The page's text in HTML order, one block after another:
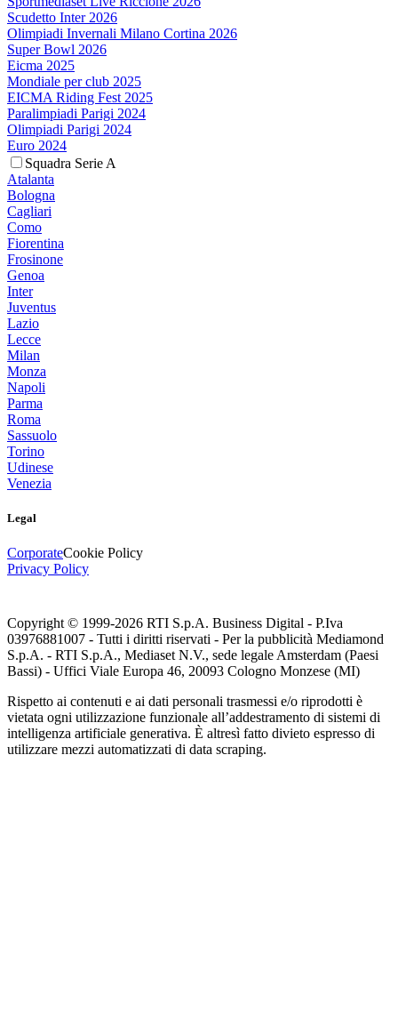
Scudetto Inter 2026
Olimpiadi Invernali Milano Cortina 2026
Super Bowl 2026
Eicma 2025
Mondiale per club 2025
EICMA Riding Fest 2025
Paralimpiadi Parigi 2024
Olimpiadi Parigi 2024
Euro 2024
Squadra Serie A
Atalanta
Bologna
Cagliari
Como
Fiorentina
Frosinone
Genoa
Inter
Juventus
Lazio
Lecce
Milan
Monza
Napoli
Parma
Roma
Sassuolo
Torino
Udinese
Venezia
Legal
CorporateCookie Policy
Privacy Policy
Copyright © 1999-2026 RTI S.p.A. Business Digital - P.Iva
03976881007 - Tutti i diritti riservati - Per la pubblicità Mediamond
S.p.A. - RTI S.p.A., Mediaset N.V., sede legale Amsterdam (Paesi
Bassi) - Uffici Viale Europa 46, 20093 Cologno Monzese (MI)
Rispetto ai contenuti e ai dati personali trasmessi e/o riprodotti è
vietata ogni utilizzazione funzionale all’addestramento di sistemi di
intelligenza artificiale generativa. È altresì fatto divieto espresso di
utilizzare mezzi automatizzati di data scraping.